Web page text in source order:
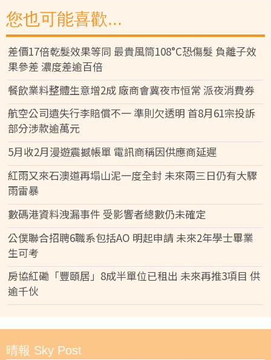
您也可能喜歡...
差價17倍乾髮效果等同 最貴風筒108°C恐傷髮 負離子效
果參差 濃度差逾百倍
餐飲業料整體生意增2成 廠商會冀夜市恒常 派夜消費券
航空公司遺失行李賠償不一 準則欠透明 首8月61宗投訴
部分涉款逾萬元
5月收2月漫遊震撼帳單 電訊商稱因供應商延遲
紅雨又來石澳道再塌山泥一度全封 未來兩三日仍有大驟
雨雷暴
數碼港資料洩漏事件 受影響者總數仍未確定
公僕聯合招聘6職系包括AO 明起申請 未來2年學士畢業
生可考
房協紅磡「豐頤居」8成半單位已租出 未來再推3項目 供
逾千伙
晴報 Sky Post